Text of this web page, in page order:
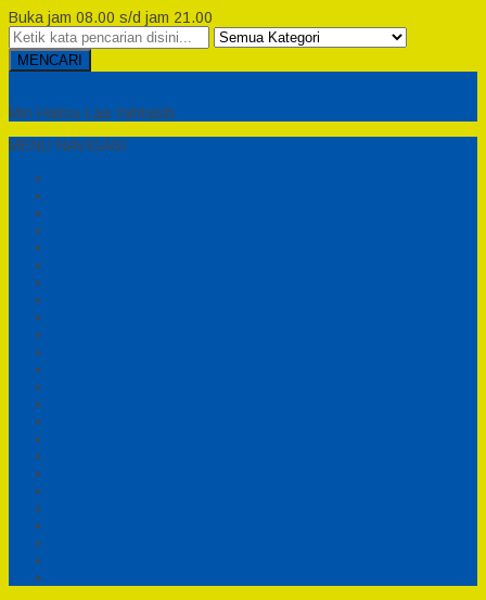
Buka jam 08.00 s/d jam 21.00
MENCARI
Min Haitsu Laa Yahtasib
MENU NAVIGASI